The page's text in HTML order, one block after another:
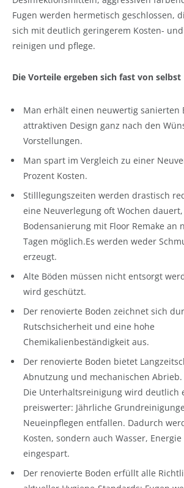
Fugen werden hermetisch geschlossen,
sich mit deutlich geringerem Kosten-
reinigen und pflege.
Die Vorteile ergeben sich fast von selbst
Man erhält einen neuwertig sanierten
attraktiven Design ganz nach den
Vorstellungen.
Man spart im Vergleich zu einer
Prozent Kosten.
Stilllegungszeiten werden drastisch
eine Neuverlegung oft Wochen
Bodensanierung mit Floor Remake an
Tagen möglich.Es werden weder
erzeugt.
Alte Böden müssen nicht entsorgt
wird geschützt.
Der renovierte Boden zeichnet sich
Rutschsicherheit und eine hohe
Chemikalienbeständigkeit aus.
Der renovierte Boden bietet
Abnutzung und mechanischen Abrieb.
Die Unterhaltsreinigung wird deutlich
preiswerter: Jährliche
Neueinpflegen entfallen. Dadurch
Kosten, sondern auch Wasser,
eingespart.
Der renovierte Boden erfüllt alle